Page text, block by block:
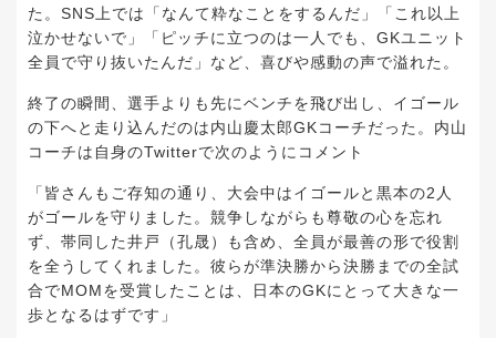
た。SNS上では「なんて粋なことをするんだ」「これ以上
泣かせないで」「ピッチに立つのは一人でも、GKユニット
全員で守り抜いたんだ」など、喜びや感動の声で溢れた。
終了の瞬間、選手よりも先にベンチを飛び出し、イゴール
の下へと走り込んだのは内山慶太郎GKコーチだった。内山
コーチは自身のTwitterで次のようにコメント
「皆さんもご存知の通り、大会中はイゴールと黒本の2人
がゴールを守りました。競争しながらも尊敬の心を忘れ
ず、帯同した井戸（孔晟）も含め、全員が最善の形で役割
を全うしてくれました。彼らが準決勝から決勝までの全試
合でMOMを受賞したことは、日本のGKにとって大きな一
歩となるはずです」